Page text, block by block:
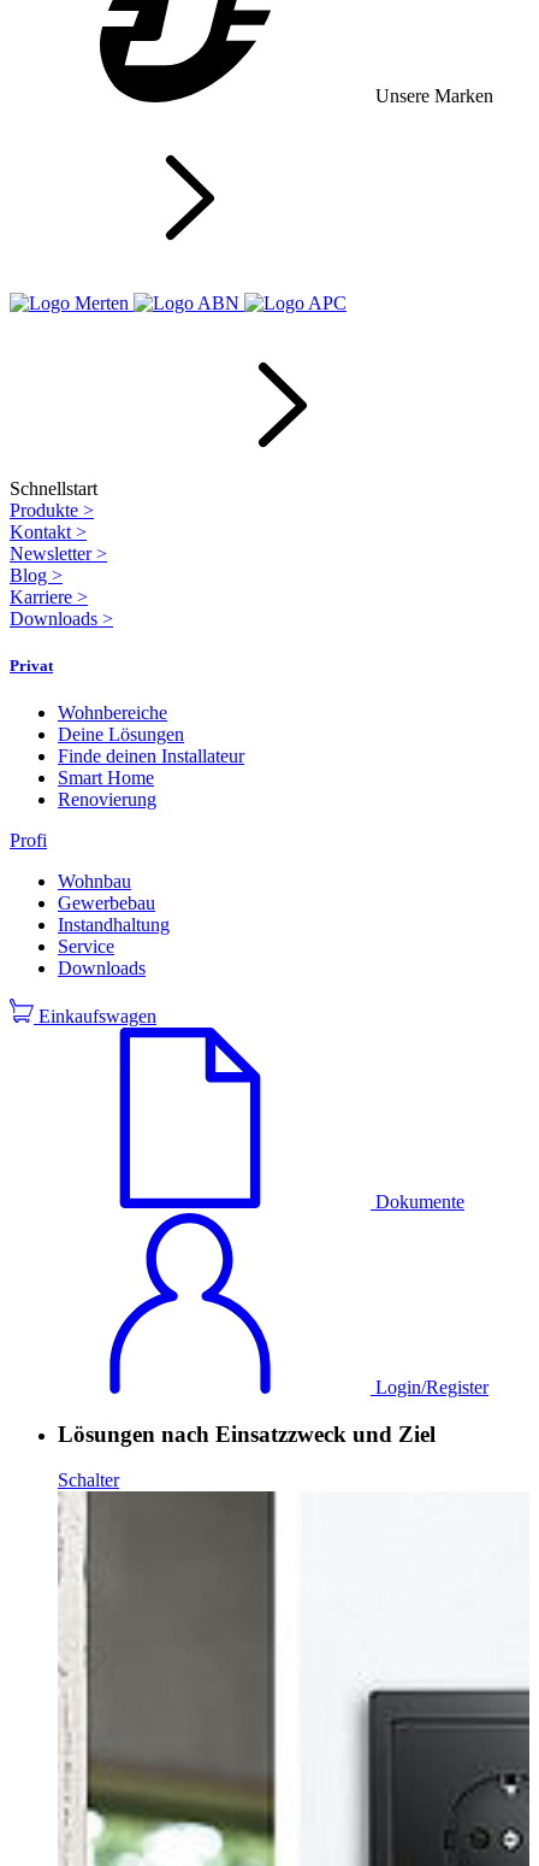
Unsere Marken
Schnellstart
Produkte >
Kontakt >
Newsletter>
Blog >
Karriere >
Downloads >
Privat
Wohnbereiche
Deine Lösungen
Finde deinen Installateur
Smart Home
Renovierung
Profi
Wohnbau
Gewerbebau
Instandhaltung
Service
Downloads
Einkaufswagen
Dokumente
Login/Register
Lösungen nach Einsatzzweck und Ziel
Schalter